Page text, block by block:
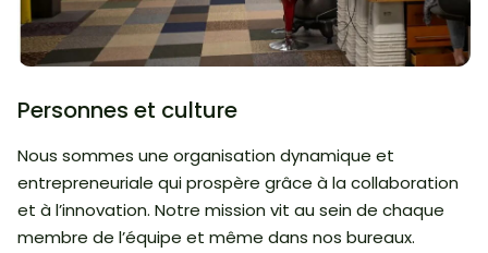
Personnes et culture
Nous sommes une organisation dynamique et
entrepreneuriale qui prospère grâce à la collaboration
et à l’innovation. Notre mission vit au sein de chaque
membre de l’équipe et même dans nos bureaux.